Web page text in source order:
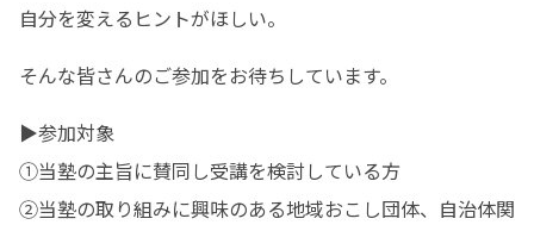
自分を変えるヒントがほしい。
そんな皆さんのご参加をお待ちしています。
▶参加対象
①当塾の主旨に賛同し受講を検討している方
②当塾の取り組みに興味のある地域おこし団体、自治体関